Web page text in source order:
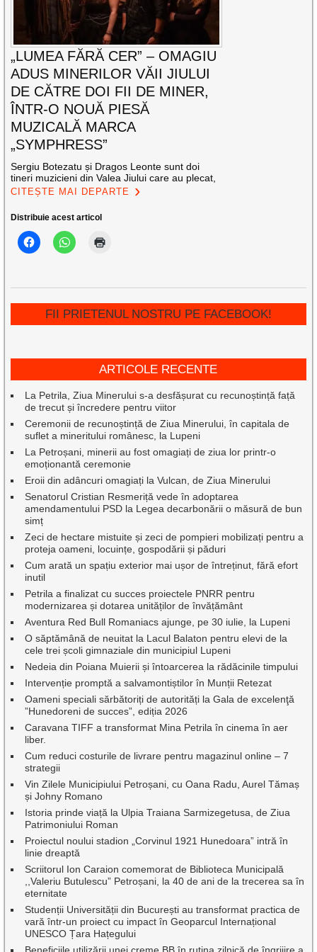
„LUMEA FĂRĂ CER” – OMAGIU
ADUS MINERILOR VĂII JIULUI
DE CĂTRE DOI FII DE MINER,
ÎNTR-O NOUĂ PIESĂ
MUZICALĂ MARCA
„SYMPHRESS”
Sergiu Botezatu și Dragos Leonte sunt doi
tineri muzicieni din Valea Jiului care au plecat,
CITEȘTE MAI DEPARTE
Distribuie acest articol
FII PRIETENUL NOSTRU PE FACEBOOK!
ARTICOLE RECENTE
La Petrila, Ziua Minerului s-a desfășurat cu recunoștință față
de trecut și încredere pentru viitor
Ceremonii de recunoștință de Ziua Minerului, în capitala de
suflet a mineritului românesc, la Lupeni
La Petroșani, minerii au fost omagiați de ziua lor printr-o
emoționantă ceremonie
Eroii din adâncuri omagiați la Vulcan, de Ziua Minerului
Senatorul Cristian Resmeriță vede în adoptarea
amendamentului PSD la Legea decarbonării o măsură de bun
simț
Zeci de hectare mistuite și zeci de pompieri mobilizați pentru a
proteja oameni, locuințe, gospodării și păduri
Cum arată un spațiu exterior mai ușor de întreținut, fără efort
inutil
Petrila a finalizat cu succes proiectele PNRR pentru
modernizarea și dotarea unităților de învățământ
Aventura Red Bull Romaniacs ajunge, pe 30 iulie, la Lupeni
O săptămână de neuitat la Lacul Balaton pentru elevi de la
cele trei școli gimnaziale din municipiul Lupeni
Nedeia din Poiana Muierii și întoarcerea la rădăcinile timpului
Intervenție promptă a salvamontiștilor în Munții Retezat
Oameni speciali sărbătoriți de autorități la Gala de excelenţă
”Hunedoreni de succes”, ediția 2026
Caravana TIFF a transformat Mina Petrila în cinema în aer
liber.
Cum reduci costurile de livrare pentru magazinul online – 7
strategii
Vin Zilele Municipiului Petroșani, cu Oana Radu, Aurel Tămaș
și Johny Romano
Istoria prinde viață la Ulpia Traiana Sarmizegetusa, de Ziua
Patrimoniului Roman
Proiectul noului stadion „Corvinul 1921 Hunedoara” intră în
linie dreaptă
Scriitorul Ion Caraion comemorat de Biblioteca Municipală
,,Valeriu Butulescu” Petroșani, la 40 de ani de la trecerea sa în
eternitate
Studenții Universității din București au transformat practica de
vară într-un proiect cu impact în Geoparcul Internațional
UNESCO Țara Hațegului
Beneficiile utilizării unei creme BB în rutina zilnică de îngrijire a